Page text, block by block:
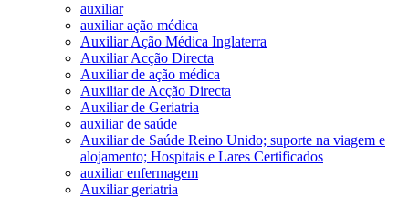
auxiliar
auxiliar ação médica
Auxiliar Ação Médica Inglaterra
Auxiliar Acção Directa
Auxiliar de ação médica
Auxiliar de Acção Directa
Auxiliar de Geriatria
auxiliar de saúde
Auxiliar de Saúde Reino Unido; suporte na viagem e
alojamento; Hospitais e Lares Certificados
auxiliar enfermagem
Auxiliar geriatria